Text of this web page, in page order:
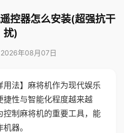
控器怎么安装(超强抗干
扰)
年08月07日
用法】麻将机作为现代娱乐
性与智能化程度越来越
控制麻将机的重要工具，能
器。